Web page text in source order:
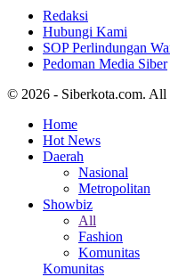
Redaksi
Hubungi Kami
SOP Perlindungan
Pedoman Media Siber
© 2026 - Siberkota.com. All
Home
Hot News
Daerah
Nasional
Metropolitan
Showbiz
All
Fashion
Komunitas
Komunitas